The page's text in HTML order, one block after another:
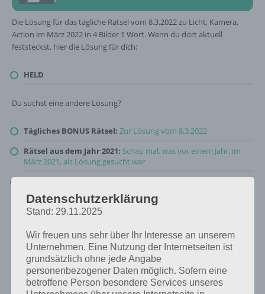
Die Lösung für das tägliche Rätsel vom 8.3.2022 zu Licht, Kamera,
Action im März 2022 in 4 Bilder 1 Wort. Wenn du dort aktuell
feststeckst, hier die Lösung für dich:
HELD
Du suchst eine andere Lösung?
Tägliches BONUS Rätsel: Zur Lösung vom 8.3.2022
Rätsel aus dem Jahr 2021: Schau mal, was vor einem Jahr, im
März 2021, als Lösung gesucht war
Action im März 2022
Datenschutzerklärung
Stand: 29.11.2025
Wir freuen uns sehr über Ihr Interesse an unserem
Unternehmen. Eine Nutzung der Internetseiten ist
grundsätzlich ohne jede Angabe
personenbezogener Daten möglich. Sofern eine
betroffene Person besondere Services unseres